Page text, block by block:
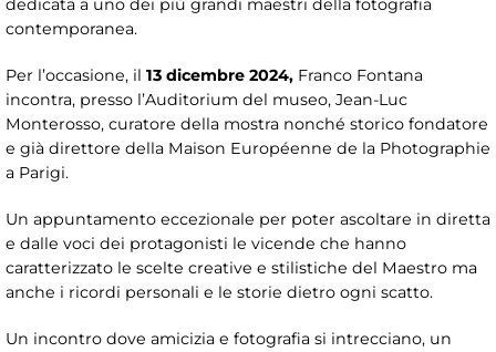
dedicata a uno dei più grandi maestri della fotografia
contemporanea.
Per l’occasione, il 13 dicembre 2024, Franco Fontana
incontra, presso l’Auditorium del museo, Jean-Luc
Monterosso, curatore della mostra nonché storico fondatore
e già direttore della Maison Européenne de la Photographie
a Parigi.
Un appuntamento eccezionale per poter ascoltare in diretta
e dalle voci dei protagonisti le vicende che hanno
caratterizzato le scelte creative e stilistiche del Maestro ma
anche i ricordi personali e le storie dietro ogni scatto.
Un incontro dove amicizia e fotografia si intrecciano, un